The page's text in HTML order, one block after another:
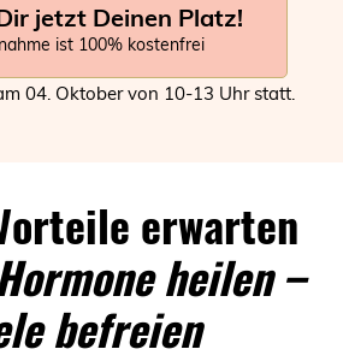
jetzt Deinen Platz!
ist 100% kostenfrei
04. Oktober von 10-13 Uhr statt.
erwarten
heilen –
befreien